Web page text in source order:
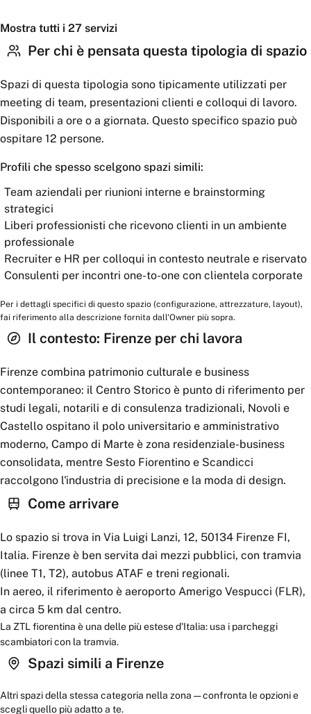
Mostra tutti i 27 servizi
Per chi è pensata questa tipologia di spazio
Spazi di questa tipologia sono tipicamente utilizzati per
meeting di team, presentazioni clienti e colloqui di lavoro.
Disponibili a ore o a giornata. Questo specifico spazio può
ospitare 12 persone.
Profili che spesso scelgono spazi simili:
Team aziendali per riunioni interne e brainstorming
strategici
Liberi professionisti che ricevono clienti in un ambiente
professionale
Recruiter e HR per colloqui in contesto neutrale e riservato
Consulenti per incontri one-to-one con clientela corporate
Per i dettagli specifici di questo spazio (configurazione, attrezzature, layout),
fai riferimento alla descrizione fornita dall'Owner più sopra.
Il contesto: Firenze per chi lavora
Firenze combina patrimonio culturale e business
contemporaneo: il Centro Storico è punto di riferimento per
studi legali, notarili e di consulenza tradizionali, Novoli e
Castello ospitano il polo universitario e amministrativo
moderno, Campo di Marte è zona residenziale-business
consolidata, mentre Sesto Fiorentino e Scandicci
raccolgono l'industria di precisione e la moda di design.
Come arrivare
Lo spazio si trova in Via Luigi Lanzi, 12, 50134 Firenze FI,
Italia. Firenze è ben servita dai mezzi pubblici, con tramvia
(linee T1, T2), autobus ATAF e treni regionali.
In aereo, il riferimento è aeroporto Amerigo Vespucci (FLR),
a circa 5 km dal centro.
La ZTL fiorentina è una delle più estese d'Italia: usa i parcheggi
scambiatori con la tramvia.
Spazi simili a Firenze
Altri spazi della stessa categoria nella zona — confronta le opzioni e
scegli quello più adatto a te.